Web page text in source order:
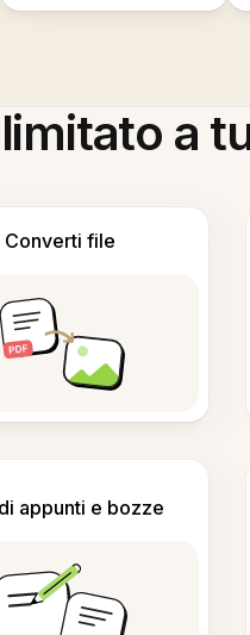
a
Converti file
appunti e bozze